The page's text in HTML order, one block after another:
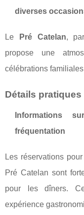
diverses
Le Pré Catelan,
propose une
célébrations
Détails
Informations
fréquentation
Les réservations pour
Pré Catelan sont
pour les dîners.
expérience